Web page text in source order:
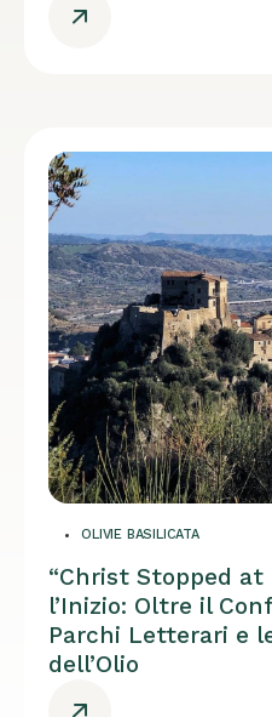
OLIVIE BASILICATA
“Christ Stopped at
l’Inizio: Oltre il
Parchi Letterari e
dell’Olio